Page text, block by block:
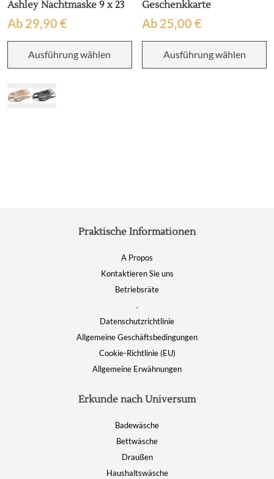
Ashley Nachtmaske 9 x 23
Ab 29,90 €
Ausführung wählen
Dieses
Produkt
weist
Geschenkkarte
Ab 25,00€
Ausführung wählen
Praktische Informationen
A Propos
Kontaktieren Sie uns
Betriebsräte
.
Datenschutzrichtlinie
Allgemeine Geschäftsbedingungen
Cookie-Richtlinie (EU)
Allgemeine Erwähnungen
Erkunde nach Universum
Badewäsche
Bettwäsche
Draußen
Haushaltswäsche